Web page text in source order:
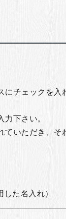
チェックを入
下さい。
ていただき、
した名入れ）